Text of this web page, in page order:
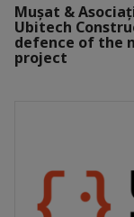
Mușat &
Ubitech
defence of the
project